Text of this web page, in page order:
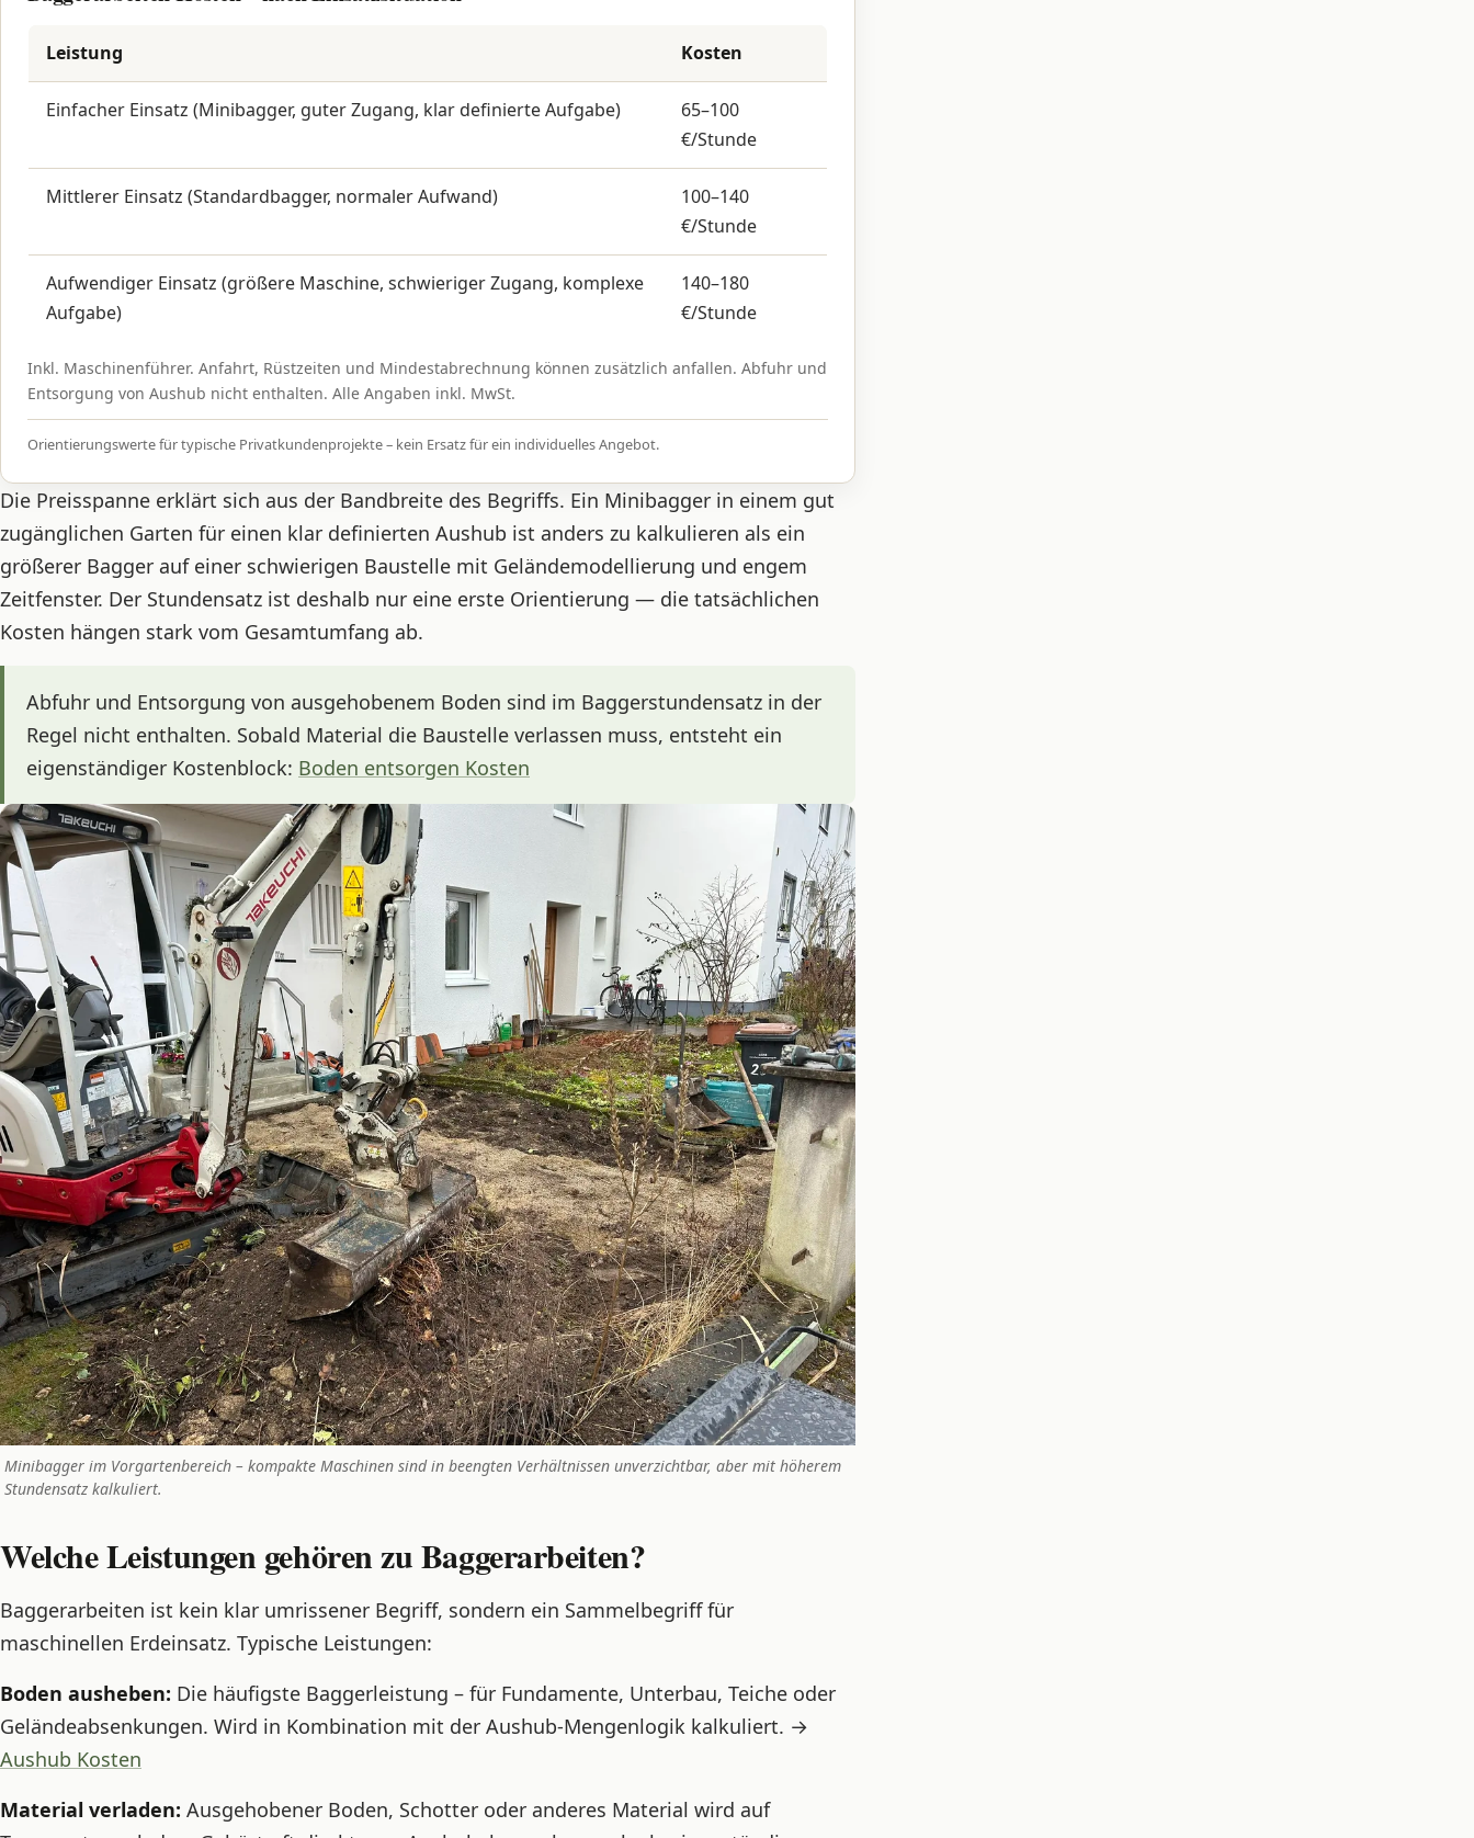
Leistung Kosten
Einfacher Einsatz (Minibagger, guter Zugang, klar definierte Aufgabe)
65–100
€/Stunde
Mittlerer Einsatz (Standardbagger, normaler Aufwand)
100–140
€/Stunde
Aufwendiger Einsatz (größere Maschine, schwieriger Zugang, komplexe
Aufgabe)
140–180
€/Stunde
Inkl. Maschinenführer. Anfahrt, Rüstzeiten und Mindestabrechnung können zusätzlich anfallen. Abfuhr und
Entsorgung von Aushub nicht enthalten. Alle Angaben inkl. MwSt.
Orientierungswerte für typische Privatkundenprojekte – kein Ersatz für ein individuelles Angebot.
Die Preisspanne erklärt sich aus der Bandbreite des Begriffs. Ein Minibagger in einem gut
zugänglichen Garten für einen klar definierten Aushub ist anders zu kalkulieren als ein
größerer Bagger auf einer schwierigen Baustelle mit Geländemodellierung und engem
Zeitfenster. Der Stundensatz ist deshalb nur eine erste Orientierung — die tatsächlichen
Kosten hängen stark vom Gesamtumfang ab.
Abfuhr und Entsorgung von ausgehobenem Boden sind im Baggerstundensatz in der
Regel nicht enthalten. Sobald Material die Baustelle verlassen muss, entsteht ein
eigenständiger Kostenblock: Boden entsorgen Kosten
Minibagger im Vorgartenbereich – kompakte Maschinen sind in beengten Verhältnissen unverzichtbar, aber mit höherem
Stundensatz kalkuliert.
Welche Leistungen gehören zu Baggerarbeiten?
Baggerarbeiten ist kein klar umrissener Begriff, sondern ein Sammelbegriff für
maschinellen Erdeinsatz. Typische Leistungen:
Boden ausheben: Die häufigste Baggerleistung – für Fundamente, Unterbau, Teiche oder
Geländeabsenkungen. Wird in Kombination mit der Aushub-Mengenlogik kalkuliert. →
Aushub Kosten
Material verladen: Ausgehobener Boden, Schotter oder anderes Material wird auf